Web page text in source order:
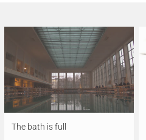
The bath is full